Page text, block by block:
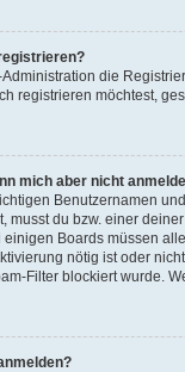
die
registrieren möchtest,
mich aber nicht
Benutzernamen
musst du bzw. einer
Boards müssen
nötig ist oder
Filter blockiert wurde.